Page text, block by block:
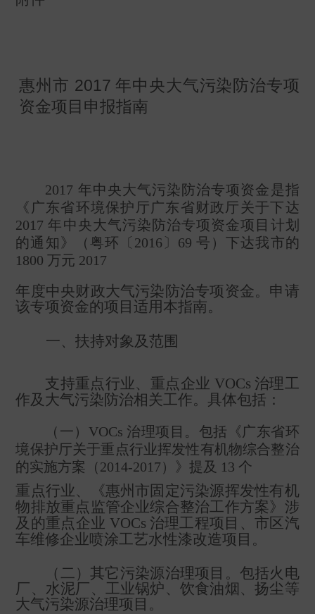
惠州市 2017 年中央大气污染防治专项
资金项目申报指南
2017 年中央大气污染防治专项资金是指
《广东省环境保护厅广东省财政厅关于下达
2017 年中央大气污染防治专项资金项目计划
的通知》（粤环〔 2016 〕 69 号）下达我市的
1800 万元 2017
年度中央财政大气污染防治专项资金。申请
该专项资金的项目适用本指南。
一、扶持对象及范围
支持重点行业、重点企业 VOCs 治理工
作及大气污染防治相关工作。具体包括：
（一） VOCs 治理项目。包括《广东省环
境保护厅关于重点行业挥发性有机物综合整治
的实施方案（2014-2017）》提及 13 个
重点行业、《惠州市固定污染源挥发性有机
物排放重点监管企业综合整治工作方案》涉
及的重点企业 VOCs 治理工程项目、市区汽
车维修企业喷涂工艺水性漆改造项目。
（二）其它污染源治理项目。包括火电
厂、水泥厂、工业锅炉、饮食油烟、扬尘等
大气污染源治理项目。